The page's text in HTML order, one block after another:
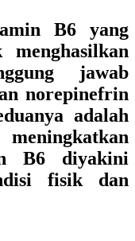
B6 yang
jawab
norepinefrin
adalah
B6 diyakini
fisik dan